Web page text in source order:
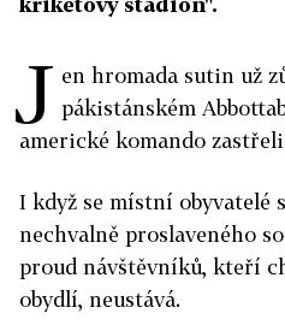
J en hromada sutin už
pákistánském
americké komando
I když se místní obyvatelé
nechvalně proslaveného
proud návštěvníků, kteří
obydlí, neustává.